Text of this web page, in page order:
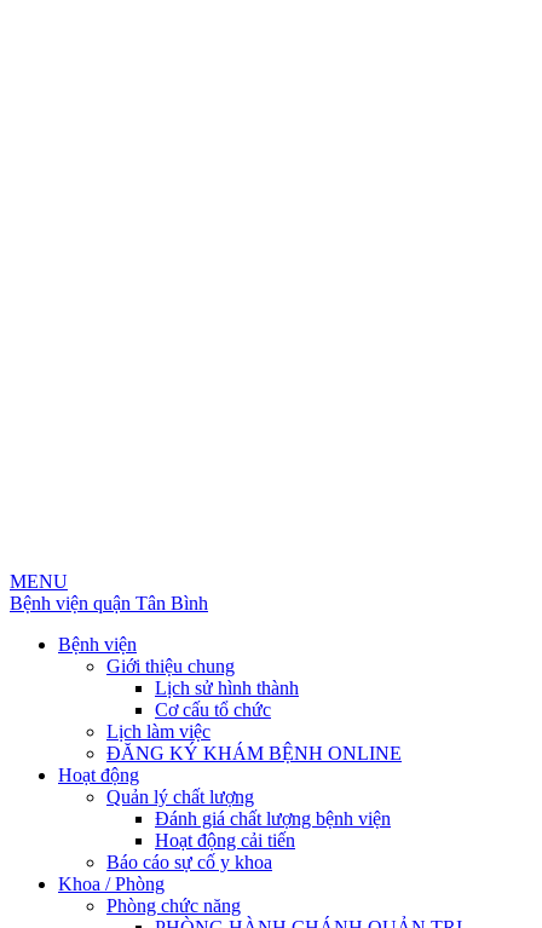
MENU
Bệnh viện quận Tân Bình
Bệnh viện
Giới thiệu chung
Lịch sử hình thành
Cơ cấu tổ chức
Lịch làm việc
ĐĂNG KÝ KHÁM BỆNH ONLINE
Hoạt động
Quản lý chất lượng
Đánh giá chất lượng bệnh viện
Hoạt động cải tiến
Báo cáo sự cố y khoa
Khoa / Phòng
Phòng chức năng